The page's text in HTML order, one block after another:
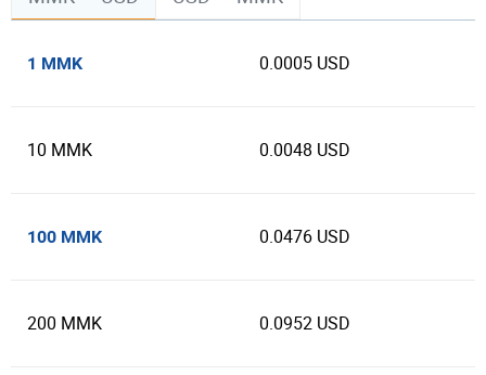
1 MMK 0.0005 USD
10 MMK 0.0048 USD
100 MMK 0.0476 USD
200 MMK 0.0952 USD